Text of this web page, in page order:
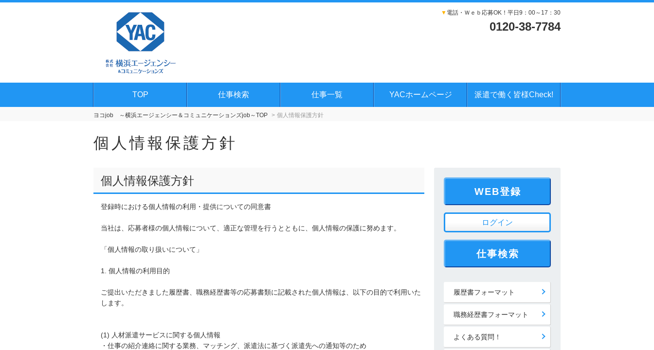
▼ 電話・Ｗｅｂ応募OK！平日9：00～17：30
0120-38-7784
TOP 仕事検索 仕事一覧 YACホームページ 派遣で働く皆様Check!
ヨコjob ～横浜エージェンシー＆コミュニケーションズjob～TOP 個人情報保護方針
個人情報保護方針
個人情報保護方針
登録時における個人情報の利用・提供についての同意書
当社は、応募者様の個人情報について、適正な管理を行うとともに、個人情報の保護に努めます。
「個人情報の取り扱いについて」
1. 個人情報の利用目的
ご提出いただきました履歴書、職務経歴書等の応募書類に記載された個人情報は、以下の目的で利用いた
します。
(1) 人材派遣サービスに関する個人情報
・仕事の紹介連絡に関する業務、マッチング、派遣法に基づく派遣先への通知等のため
WEB登録
ログイン
仕事検索
履歴書フォーマット
職務経歴書フォーマット
よくある質問！